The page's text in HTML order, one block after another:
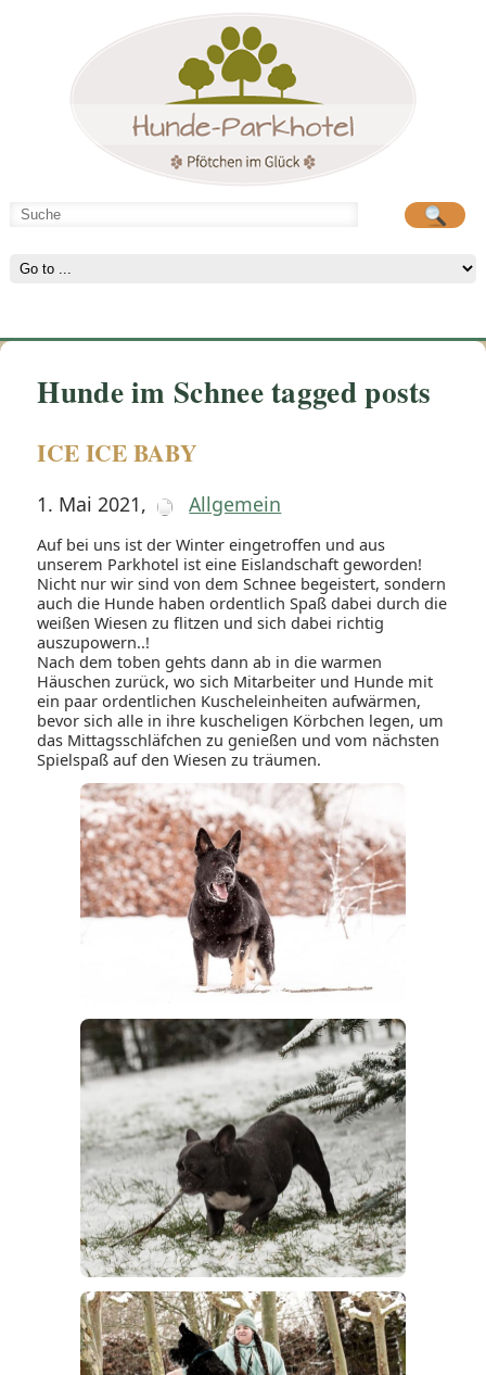
Hunde-Parkhotel
Hunde-Parkhotel
Hunde im Schnee tagged posts
ICE ICE BABY
1. Mai 2021, Allgemein
Auf bei uns ist der Winter eingetroffen und aus
unserem Parkhotel ist eine Eislandschaft geworden!
Nicht nur wir sind von dem Schnee begeistert, sondern
auch die Hunde haben ordentlich Spaß dabei durch die
weißen Wiesen zu flitzen und sich dabei richtig
auszupowern..!
Nach dem toben gehts dann ab in die warmen
Häuschen zurück, wo sich Mitarbeiter und Hunde mit
ein paar ordentlichen Kuscheleinheiten aufwärmen,
bevor sich alle in ihre kuscheligen Körbchen legen, um
das Mittagsschläfchen zu genießen und vom nächsten
Spielspaß auf den Wiesen zu träumen.